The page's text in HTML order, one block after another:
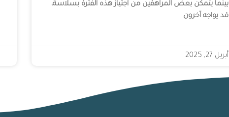
بينما يتمكن بعض المراهقين من اجتياز هذه الفترة بسلاسة،
قد يواجه آخرون
أبريل 27, 2025